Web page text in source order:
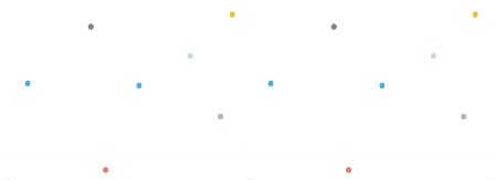
Baca selengkapnya